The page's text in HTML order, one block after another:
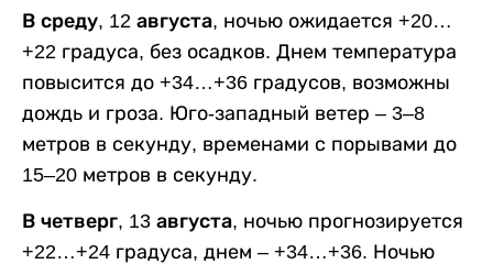
В среду, 12 августа, ночью ожидается +20…
+22 градуса, без осадков. Днем температура
повысится до +34…+36 градусов, возможны
дождь и гроза. Юго-западный ветер – 3–8
метров в секунду, временами с порывами до
15–20 метров в секунду.
В четверг, 13 августа, ночью прогнозируется
+22…+24 градуса, днем – +34…+36. Ночью